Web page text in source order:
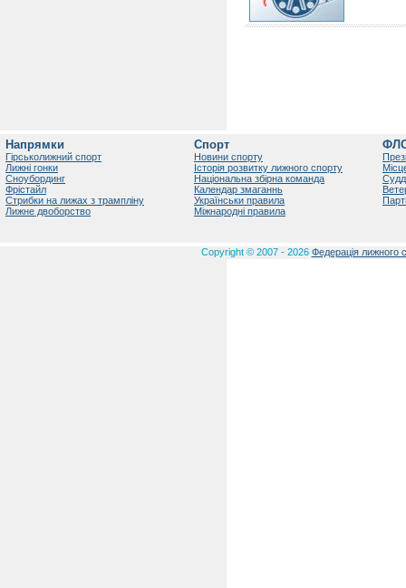
Напрямки
Гірськолижний спорт
Лижні гонки
Сноубординг
Фрістайл
Стрибки на лижах з трампліну
Лижне двоборство
Спорт
Новини спорту
Історія розвитку лижного спорту
Національна збірна команда
Календар змаганнь
Українськи правила
Міжнародні правила
Copyright © 2007 - 2026 Федерація лижного